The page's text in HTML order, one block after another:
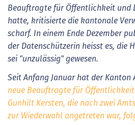
Beauftragte für Öffentlichkeit und
hatte, kritisierte die kantonale
scharf. In einem Ende Dezember
der Datenschützerin heisst es, die
sei "unzulässig" gewesen.
Seit Anfang Januar hat der Kanton
neue Beauftragte für
Gunhilt Kersten, die nach zwei
zur Wiederwahl angetreten war,